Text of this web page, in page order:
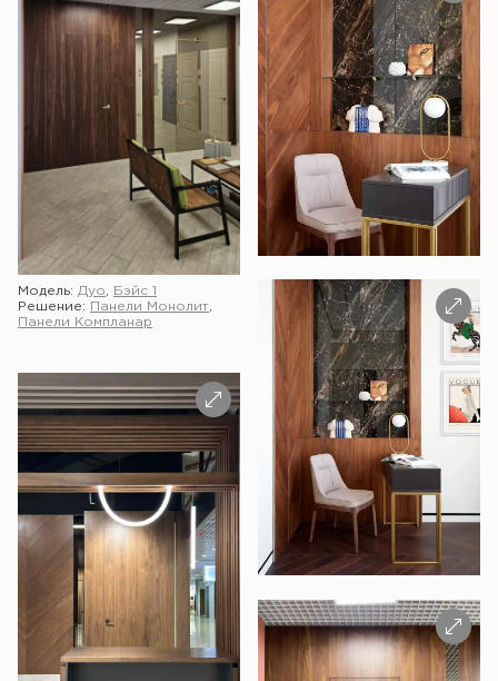
Модель: Дуо
Бэйс 1
Решение:
Панели Монолит
Панели Компланар